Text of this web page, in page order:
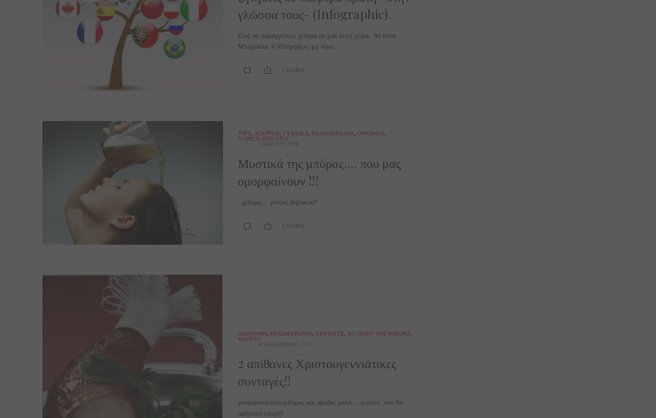
γλώσσα τους- (Infographic).
Πως να παραγγείλεις μπύρα σε μια άλλη χώρα.. Αν είσαι
Μπυράκιας ή Μπυρόβιος, με λίγα…
0 SHARES
TIPS, ΑΠΌΨΕΙΣ, ΓΥΝΑΊΚΑ, ΕΝΔΙΑΦΈΡΟΝΤΑ, ΟΜΟΡΦΙΆ,
ΧΩΡΊΣ ΚΑΤΗΓΟΡΊΑ
1 ΜΑΡΤΊΟΥ 2018
Μυστικά της μπύρας…. που μας
ομορφαίνουν !!!
…μπύρα…. γένους θηλυκού!!
0 SHARES
ΔΙΑΤΡΟΦΉ, ΕΝΔΙΑΦΈΡΟΝΤΑ, ΣΥΝΤΑΓΈΣ, ΤΟ ΠΙΆΤΟ ΤΗΣ ΗΜΈΡΑΣ,
ΦΑΓΗΤΌ
14 ΔΕΚΕΜΒΡΊΟΥ 2017
2 απίθανες Χριστουγεννιάτικες
συνταγές!!
γουρουνόπουλο μπύρας και αρνάκι ρολό…. γεύσεις που θα
αφήσουν εποχή!!